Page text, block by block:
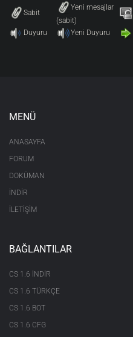
Sabit
Yeni mesajlar
(sabit)
Duyuru
Yeni Duyuru
MENÜ
ANASAYFA
FORUM
DOKÜMAN
İNDİR
İLETİŞİM
BAĞLANTILAR
CS 1.6 INDIR
CS 1.6 TÜRKÇE
CS 1.6 BOT
CS 1.6 CFG